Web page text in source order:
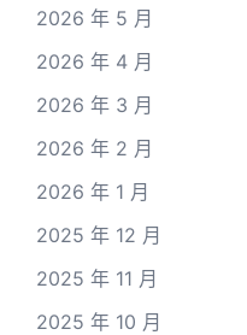
2026 年 5 月
2026 年 4 月
2026 年 3 月
2026 年 2 月
2026 年 1 月
2025 年 12 月
2025 年 11 月
2025 年 10 月